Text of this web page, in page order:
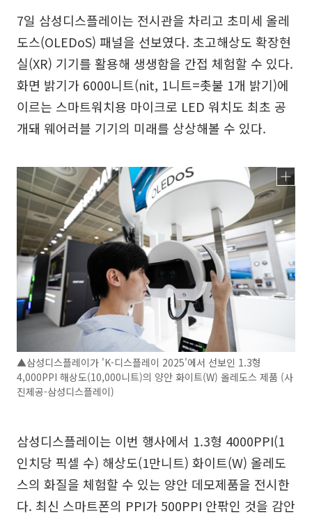
7일 삼성디스플레이는 전시관을 차리고 초미세 올레
도스(OLEDoS) 패널을 선보였다. 초고해상도 확장현
실(XR) 기기를 활용해 생생함을 간접 체험할 수 있다.
화면 밝기가 6000니트(nit, 1니트=촛불 1개 밝기)에
이르는 스마트워치용 마이크로 LED 워치도 최초 공
개돼 웨어러블 기기의 미래를 상상해볼 수 있다.
▲삼성디스플레이가 'K-디스플레이 2025'에서 선보인 1.3형
4,000PPI 해상도(10,000니트)의 양안 화이트(W) 올레도스 제품 (사
진제공-삼성디스플레이)
삼성디스플레이는 이번 행사에서 1.3형 4000PPI(1
인치당 픽셀 수) 해상도(1만니트) 화이트(W) 올레도
스의 화질을 체험할 수 있는 양안 데모제품을 전시한
다. 최신 스마트폰의 PPI가 500PPI 안팎인 것을 감안